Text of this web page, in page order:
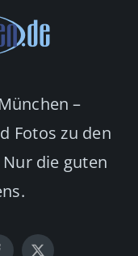
–
Fotos zu den
die guten